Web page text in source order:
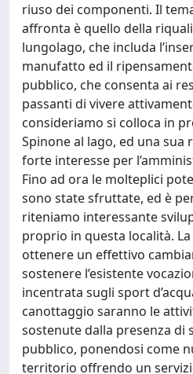
riuso dei componenti. Il
affronta è quello della
lungolago, che includa
manufatto ed il
pubblico, che consenta ai
passanti di vivere
consideriamo si colloca in
Spinone al lago, ed una sua
forte interesse per
Fino ad ora le molteplici
sono state sfruttate, ed è
riteniamo interessante
proprio in questa località.
ottenere un effettivo
sostenere l’esistente
incentrata sugli sport
canottaggio saranno le
sostenute dalla presenza di
pubblico, ponendosi come
territorio offrendo un